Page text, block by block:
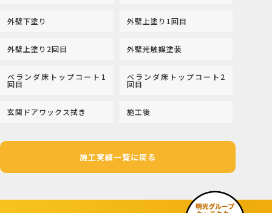
外壁下塗り 外壁上塗り1回目
外壁上塗り2回目 外壁光触媒塗装
ベランダ床トップコート1
回目
ベランダ床トップコート2
回目
玄関ドアワックス拭き 施工後
施工実績一覧に戻る